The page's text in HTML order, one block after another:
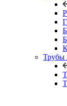
Трубы